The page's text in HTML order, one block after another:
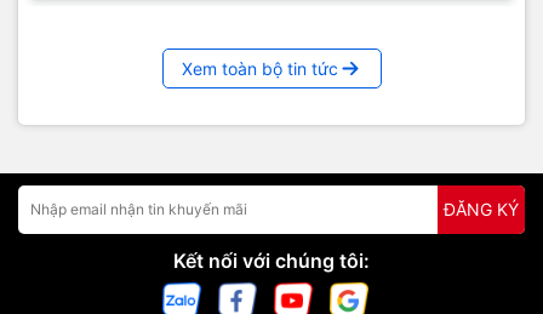
Xem toàn bộ tin tức
ĐĂNG KÝ
Kết nối với chúng tôi: